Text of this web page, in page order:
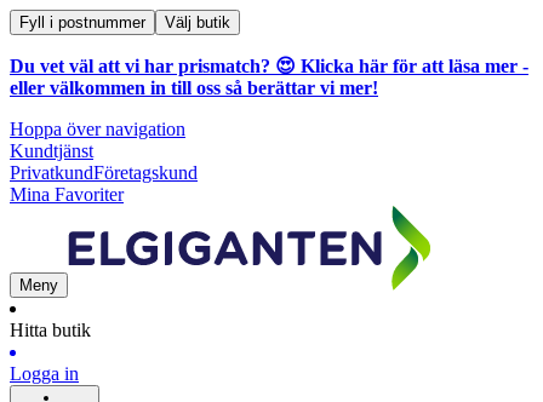
Fyll i postnummer Välj butik
Du vet väl att vi har prismatch? 😍 Klicka här för att läsa mer -
eller välkommen in till oss så berättar vi mer!
Hoppa över navigation
Kundtjänst
PrivatkundFöretagskund
Mina Favoriter
Meny
Hitta butik
Logga in